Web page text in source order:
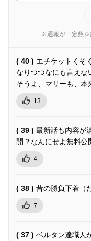
※通報が一定数を
( 40 ) エチケットくそ
なりつつなにも言えな
そうよ、マリーも、本
13
( 39 ) 最新話も内容が
開？なんにせよ無料公
4
( 38 ) 昔の勝負下着（
7
( 37 ) ベルタン達職人